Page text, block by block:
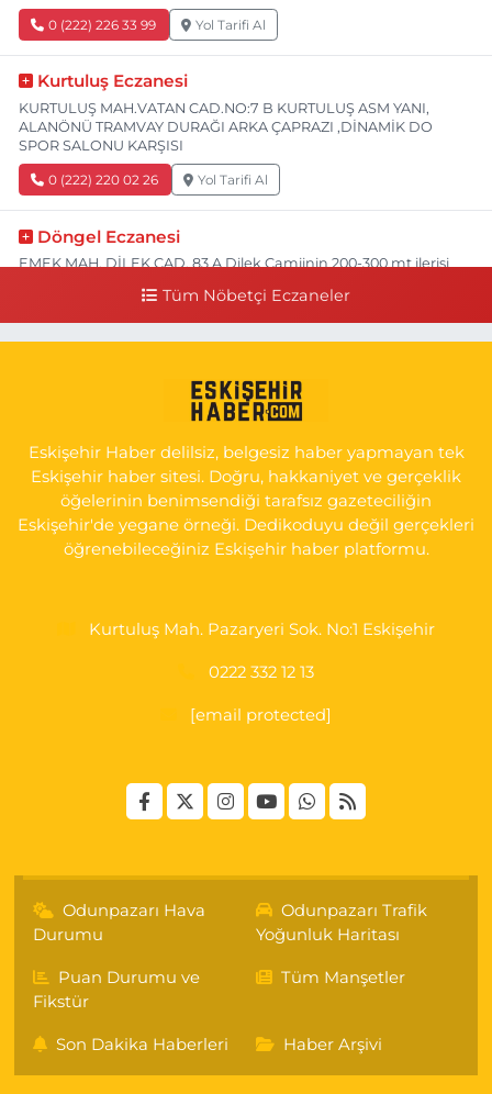
0 (222) 226 33 99 Yol Tarifi Al
Kurtuluş Eczanesi
KURTULUŞ MAH.VATAN CAD.NO:7 B KURTULUŞ ASM YANI,
ALANÖNÜ TRAMVAY DURAĞI ARKA ÇAPRAZI ,DİNAMİK DO
SPOR SALONU KARŞISI
0 (222) 220 02 26 Yol Tarifi Al
Döngel Eczanesi
EMEK MAH. DİLEK CAD. 83 A Dilek Camiinin 200-300 mt ilerisi
İSTİKLAL MAH. ŞAİR FUZULİ CAD. NO:35 A HAVA HASTANESİ
KARŞI KÖŞESİ ŞAİR FUZULİ AİLE SAĞLIĞI MERKEZİ KARŞISI
0 (222) 230 11 31 Yol Tarifi Al
Tüm Nöbetçi Eczaneler
Eskişehir Haber delilsiz, belgesiz haber yapmayan tek
Eskişehir haber sitesi. Doğru, hakkaniyet ve gerçeklik
öğelerinin benimsendiği tarafsız gazeteciliğin
Eskişehir'de yegane örneği. Dedikoduyu değil gerçekleri
öğrenebileceğiniz Eskişehir haber platformu.
Kurtuluş Mah. Pazaryeri Sok. No:1 Eskişehir
0222 332 12 13
[email protected]
Odunpazarı Hava
Durumu
Odunpazarı Trafik
Yoğunluk Haritası
Puan Durumu ve
Fikstür
Tüm Manşetler
Son Dakika Haberleri Haber Arşivi